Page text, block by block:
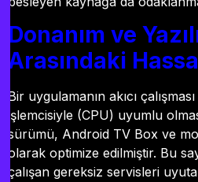
Donanım ve
Arasındaki
Bir uygulamanın akıcı
işlemcisiyle (CPU) uyumlu
sürümü, Android TV Box ve
olarak optimize edilmiştir. Bu
çalışan gereksiz servisleri